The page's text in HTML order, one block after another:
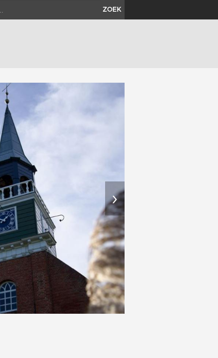
ZOEK
›